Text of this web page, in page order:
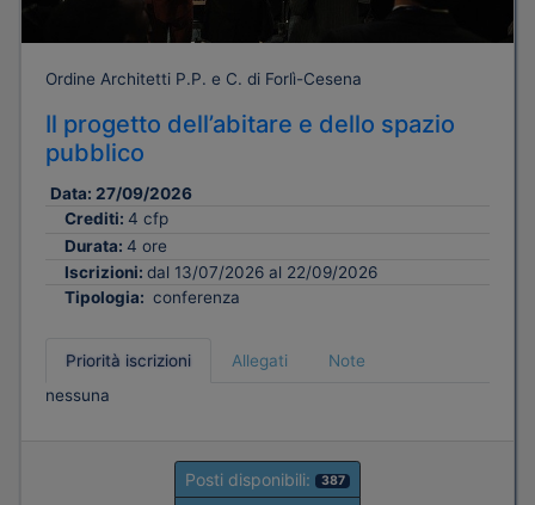
Ordine Architetti P.P. e C. di Forlì-Cesena
Il progetto dell’abitare e dello spazio
pubblico
Data: 27/09/2026
Crediti: 4 cfp
Durata: 4 ore
Iscrizioni: dal 13/07/2026 al 22/09/2026
Tipologia: conferenza
Priorità iscrizioni Allegati
Note
nessuna
Posti disponibili: 387